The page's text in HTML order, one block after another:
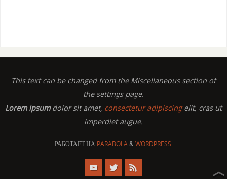
This text can be changed from the Miscellaneous section of
the settings page.
Lorem ipsumdolor sit amet, consectetur adipiscingelit, cras ut
imperdiet augue.
РАБОТАЕТ НА PARABOLA&WORDPRESS.